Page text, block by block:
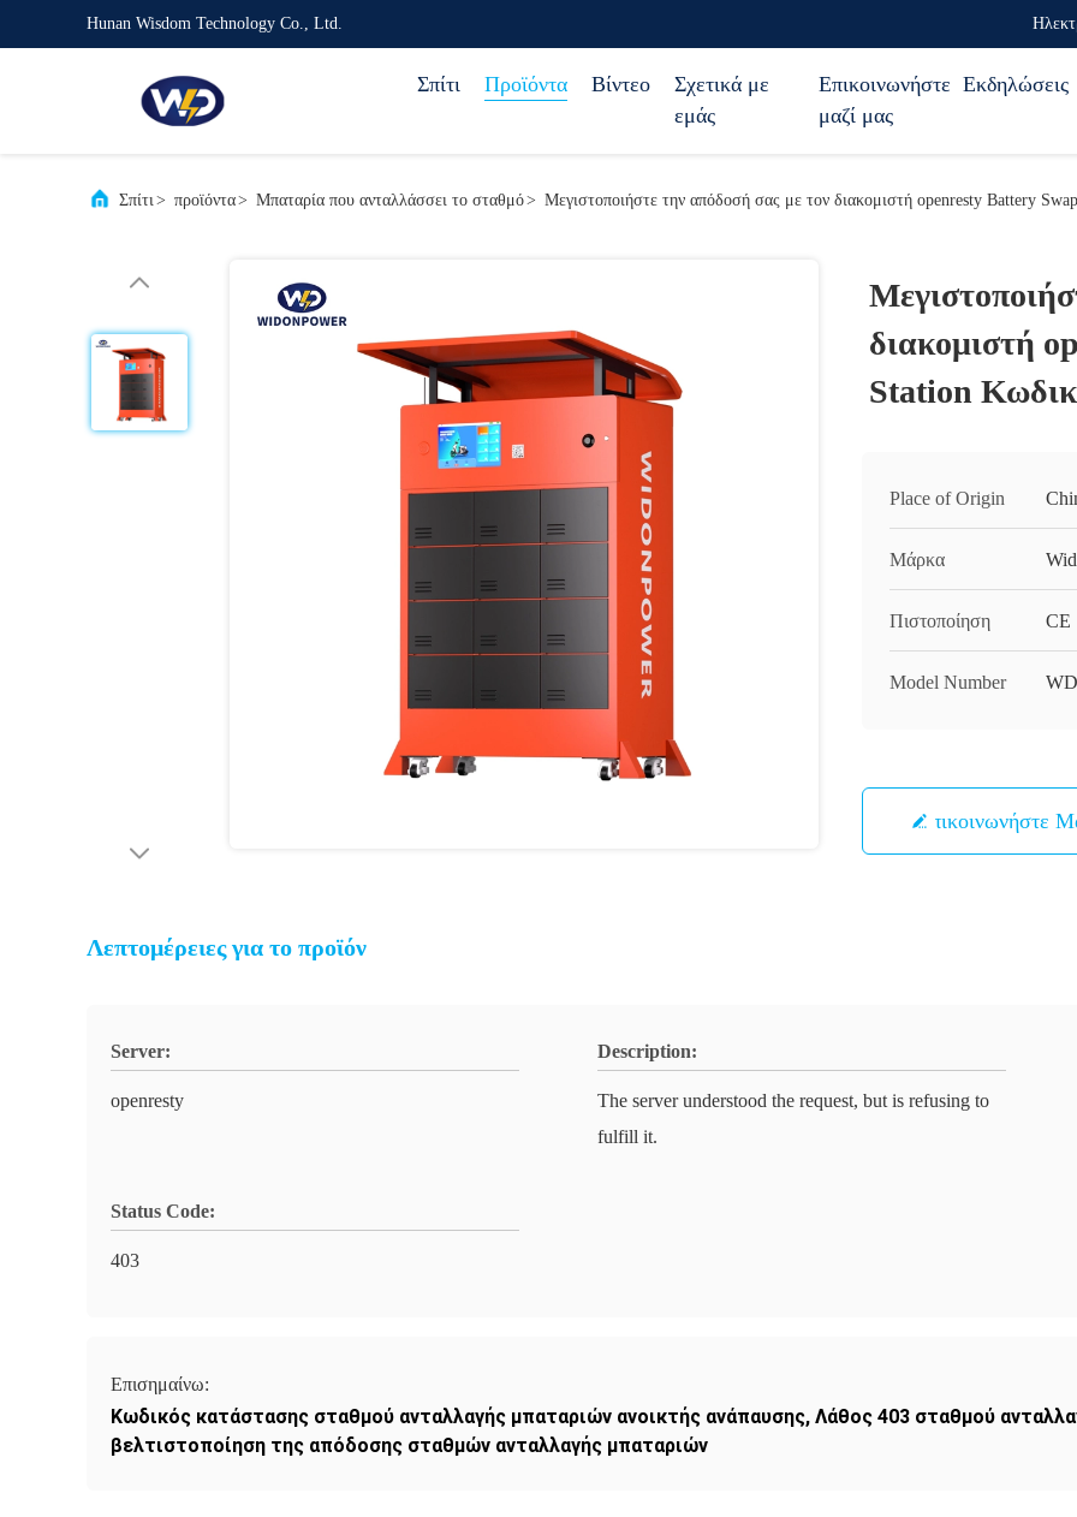
Hunan Wisdom Technology Co., Ltd.
Σπίτι Προϊόντα Βίντεο
Σχετικά με
εμάς
Επικοινωνήστε
μαζί μας
Εκδηλώσεις
Σπίτι> προϊόντα> Μπαταρία που ανταλλάσσει το σταθμό> Μεγιστοποιήστε την απόδοσή σας με τον διακομιστή openresty Battery
διακομιστή
Station
Place of Origin
Μάρκα
Πιστοποίηση CE
Model Number
Επικοινωνήστε
Λεπτομέρειες για το προϊόν
Server:
openresty
Description:
The server understood the request, but is refusing to
fulfill it.
Status Code:
403
Επισημαίνω:
Κωδικός κατάστασης σταθμού ανταλλαγής μπαταριών ανοικτής ανάπαυσης, Λάθος 403 σταθμού
βελτιστοποίηση της απόδοσης σταθμών ανταλλαγής μπαταριών